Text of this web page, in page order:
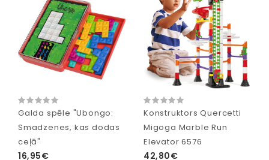
Galda spēle "Ubongo:
Smadzenes, kas dodas
ceļā"
16,95€
Konstruktors Quercetti
Migoga Marble Run
Elevator 6576
42,80€